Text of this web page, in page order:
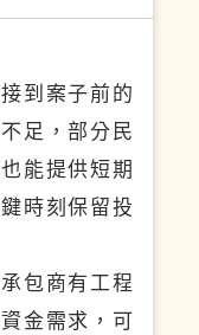
到案子前的
足，部分民
能提供短期
時刻保留投
包商有工程
金需求，可